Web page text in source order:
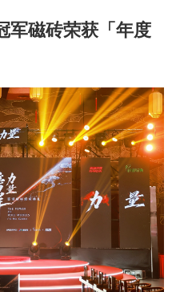
军磁砖荣获「年度